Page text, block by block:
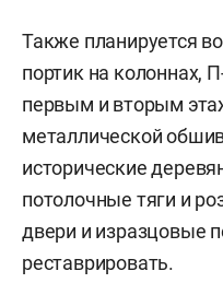
Также планируется
портик на колоннах,
первым и вторым
металлической
исторические
потолочные тяги и
двери и изразцовые
реставрировать.